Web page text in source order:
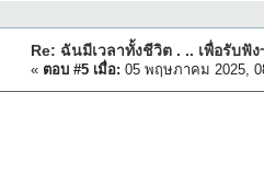
Re: ฉันมีเวลาทั้งชีวิต . .. เพื่อรับฟัง
« ตอบ #5 เมื่อ: 05 พฤษภาคม 2025,